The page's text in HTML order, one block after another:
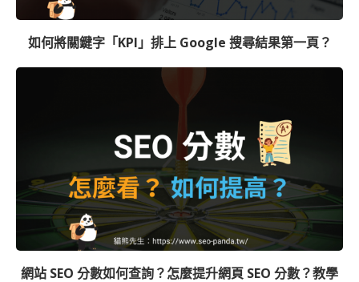
如何將關鍵字「KPI」排上 Google 搜尋結果第一頁？
網站 SEO 分數如何查詢？怎麼提升網頁 SEO 分數？教學